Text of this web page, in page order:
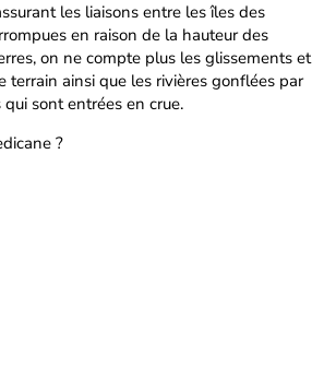
les liaisons entre les îles des
en raison de la hauteur des
on ne compte plus les glissements et
terrain ainsi que les rivières gonflées par
sont entrées en crue.
?